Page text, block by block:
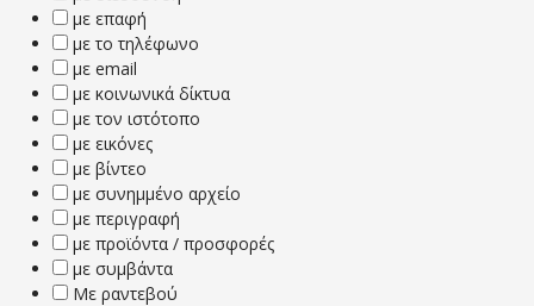
με επαφή
με το τηλέφωνο
με email
με κοινωνικά δίκτυα
με τον ιστότοπο
με εικόνες
με βίντεο
με συνημμένο αρχείο
με περιγραφή
με προϊόντα / προσφορές
με συμβάντα
Με ραντεβού